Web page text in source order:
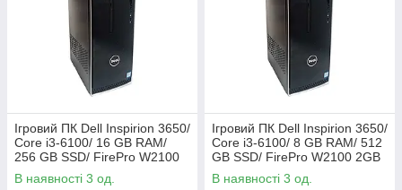
Ігровий ПК Dell Inspirion 3650/
Core i3-6100/ 16 GB RAM/
256 GB SSD/ FirePro W2100
2GB
В наявності 3 од.
Ігровий ПК Dell Inspirion 3650/
Core i3-6100/ 8 GB RAM/ 512
GB SSD/ FirePro W2100 2GB
В наявності 3 од.